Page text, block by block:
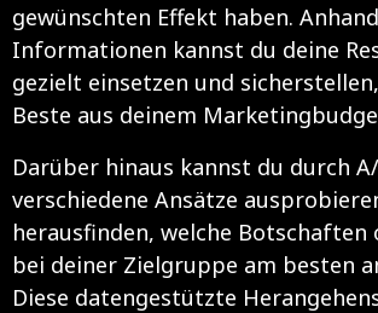
gewünschten Effekt haben.
Informationen kannst du deine
gezielt einsetzen und
Beste aus deinem
Darüber hinaus kannst du durch
verschiedene Ansätze
herausfinden, welche Botschaften
bei deiner Zielgruppe am besten
Diese datengestützte